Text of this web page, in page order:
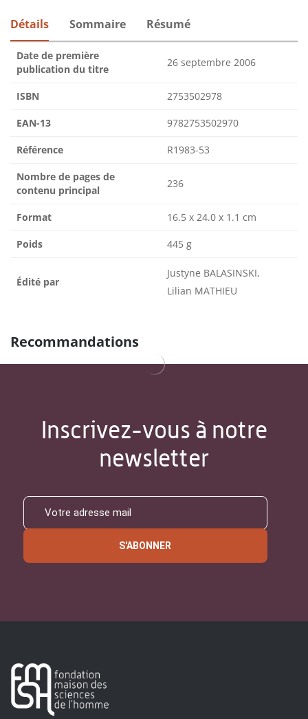
Détails Sommaire Résumé
Date de première
publication du titre
26 septembre 2006
ISBN 2753502978
EAN-13 9782753502970
Référence R1983-53
Nombre de pages de
contenu principal
236
Format 16.5 x 24.0 x 1.1 cm
Poids 445 g
Édité par
Justyne BALASINSKI,
Lilian MATHIEU
Recommandations
Inscrivez-vous à notre
newsletter
S'ABONNER